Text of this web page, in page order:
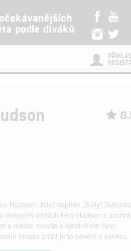
podle diváků
Hudson", když kapitán „Sully"
ledových vodách řeky Hudson a
a média mluvila o ojedinělém činu
hrozilo zničit jeho pověst a kariéru.